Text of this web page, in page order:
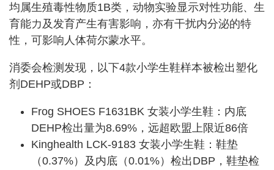
均属生殖毒性物质1B类，动物实验显示对性功能、生
育能力及发育产生有害影响，亦有干扰内分泌的特
性，可影响人体荷尔蒙水平。
消委会检测发现，以下4款小学生鞋样本被检出塑化
剂DEHP或DBP：
Frog SHOES F1631BK 女装小学生鞋：内底
DEHP检出量为8.69%，远超欧盟上限近86倍
Kinghealth LCK-9183 女装小学生鞋：鞋垫
（0.37%）及内底（0.01%）检出DBP，鞋垫检